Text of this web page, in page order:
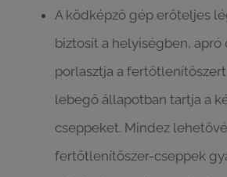
A ködképző gép erőteljes
biztosít a helyiségben, apró
porlasztja a
lebegő állapotban tartja a
cseppeket. Mindez
fertőtlenítőszer-cseppek